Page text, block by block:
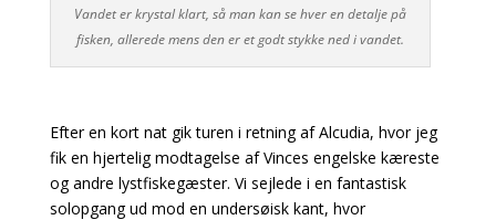
Vandet er krystal klart, så man kan se hver en detalje på
fisken, allerede mens den er et godt stykke ned i vandet.
Efter en kort nat gik turen i retning af Alcudia, hvor jeg
fik en hjertelig modtagelse af Vinces engelske kæreste
og andre lystfiskegæster. Vi sejlede i en fantastisk
solopgang ud mod en undersøisk kant, hvor